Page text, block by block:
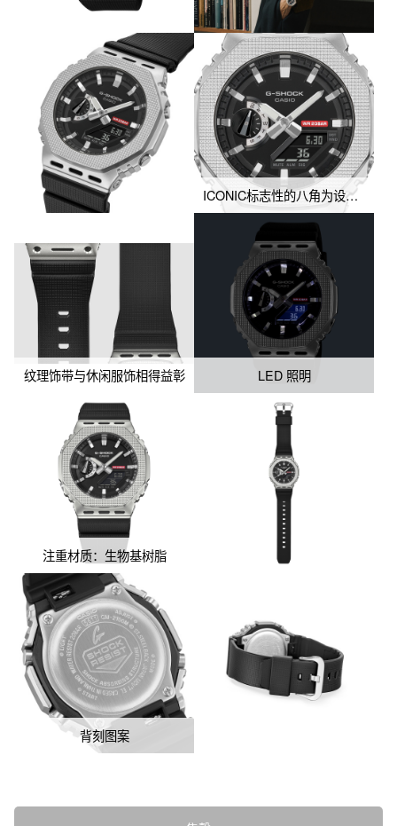
级感。最终成就这款兼具力量与美感、彰显G-SHOCK独特金属工
业美学的设计佳作。
*表带等主要树脂部件使用生物质树脂，其原料采用可再生有机资
源，致力于降低环境负荷。
ICONIC标志性的八角为设计基础进行金属表圈重塑，将表圈饰以现代工业风中常见的金属凹凸纹理图案。
纹理饰带与休闲服饰相得益彰 LED 照明
注重材质：生物基树脂
背刻图案